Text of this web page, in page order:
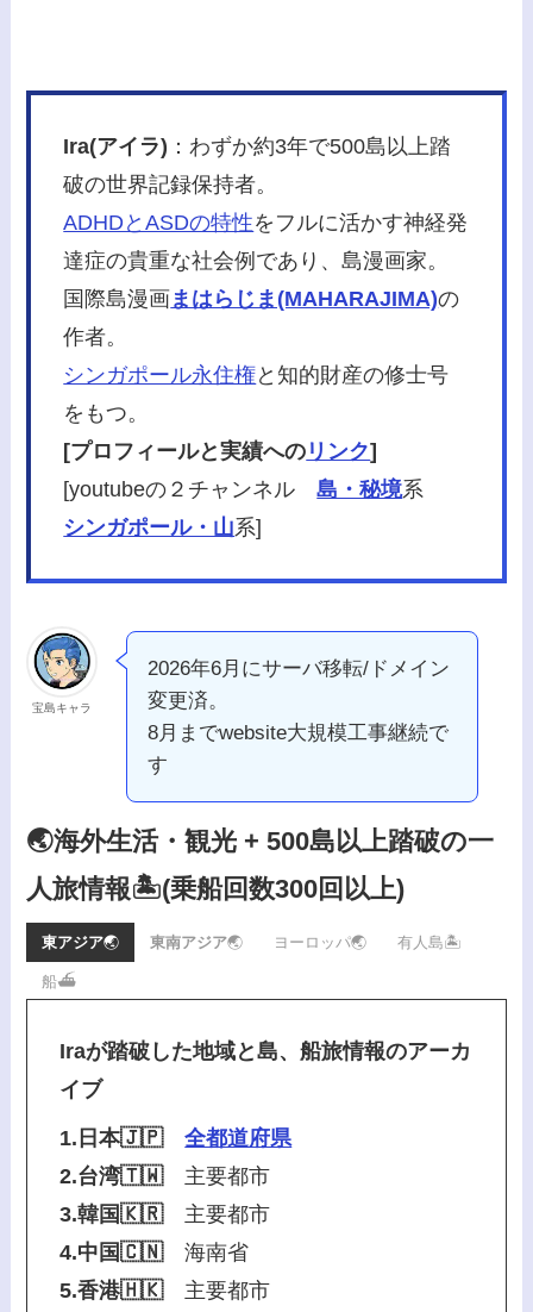
Ira(アイラ) ：わずか約3年で500島以上踏
破の世界記録保持者。
ADHDとASDの特性をフルに活かす神経発
達症の貴重な社会例であり、島漫画家。
国際島漫画まはらじま(MAHARAJIMA)の
作者。
シンガポール永住権と知的財産の修士号
をもつ。
[プロフィールと実績への リンク]
[youtubeの２チャンネル島・秘境系
シンガポール・山系]
宝島キャラ
2026年6月にサーバ移転/ドメイン
変更済。
8月までwebsite大規模工事継続で
す
🌏海外生活・観光 + 500島以上踏破の一
人旅情報🏝️(乗船回数300回以上)
東アジア🌏 東南アジア🌏 ヨーロッパ🌏 有人島🏝️
船⛴️
Iraが踏破した地域と島、船旅情報のアーカ
イブ
1.日本🇯🇵
全都道府県
2.台湾🇹🇼主要都市
3.韓国🇰🇷主要都市
4.中国🇨🇳海南省
5.香港🇭🇰主要都市